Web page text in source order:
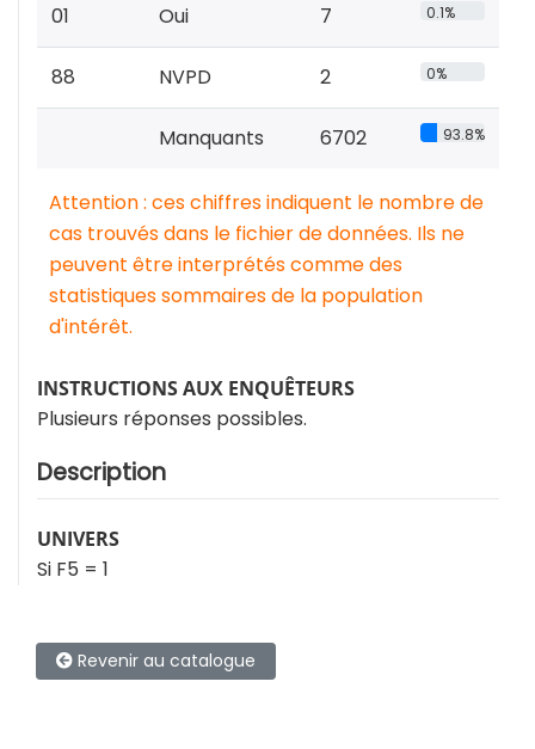
01 Oui 7 0.1%
88 NVPD 2 0%
Manquants 6702 93.8%
Attention : ces chiffres indiquent le nombre de
cas trouvés dans le fichier de données. Ils ne
peuvent être interprétés comme des
statistiques sommaires de la population
d'intérêt.
INSTRUCTIONS AUX ENQUÊTEURS
Plusieurs réponses possibles.
Description
UNIVERS
Si F5 = 1
Revenir au catalogue